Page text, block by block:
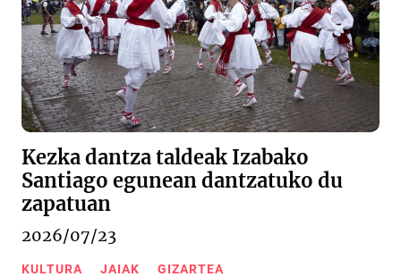
Kezka dantza taldeak Izabako
Santiago egunean dantzatuko du
zapatuan
2026/07/23
KULTURA JAIAK GIZARTEA